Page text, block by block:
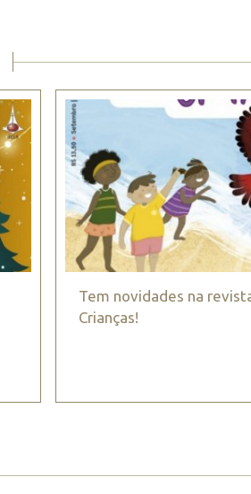
Tem novidades na
Crianças!